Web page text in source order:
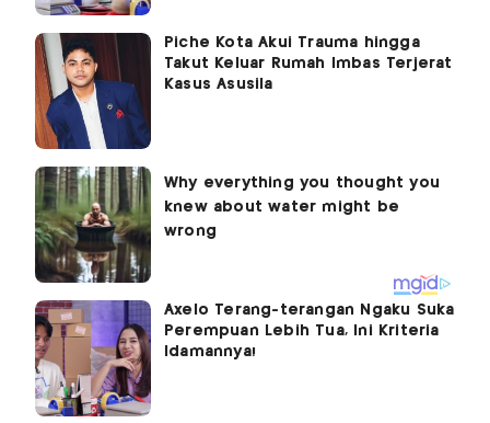
Piche Kota Akui Trauma hingga
Takut Keluar Rumah Imbas Terjerat
Kasus Asusila
Axelo Terang-terangan Ngaku Suka
Perempuan Lebih Tua, Ini Kriteria
Idamannya!